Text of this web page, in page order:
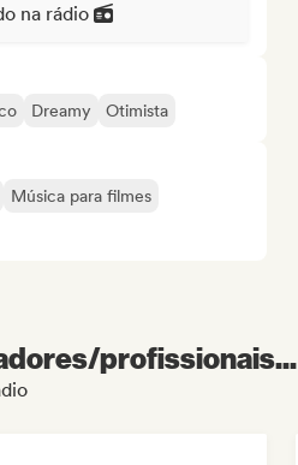
na rádio
Dreamy Otimista
Música para filmes
profissionais...